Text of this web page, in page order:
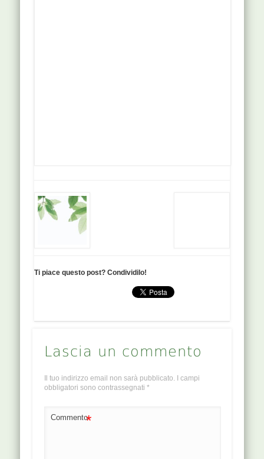
Ti piace questo post? Condividilo!
Lascia un commento
Il tuo indirizzo email non sarà pubblicato.
I campi
obbligatori sono contrassegnati *
Commento*